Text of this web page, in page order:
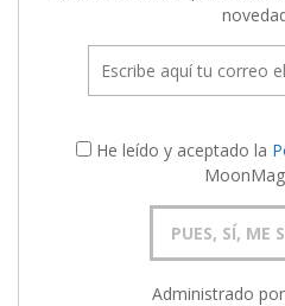
He leído y aceptado la
Administrado por